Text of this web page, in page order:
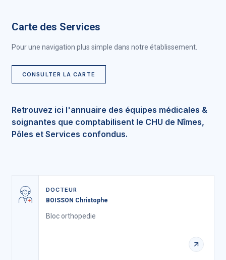
Retrouvez ici l'annuaire des équipes médicales &
soignantes que comptabilisent le CHU de Nîmes,
Pôles et Services confondus.
DOCTEUR
BOISSON Christophe
Bloc orthopedie
Carte des Services
Pour une navigation plus simple dans notre établissement.
CONSULTER LA CARTE